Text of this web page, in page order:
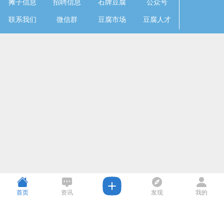
摊子信息 招聘信息 石牌豆腐 公众号
联系我们 微信群 豆腐市场 豆腐人才
首页 资讯 发现 我的